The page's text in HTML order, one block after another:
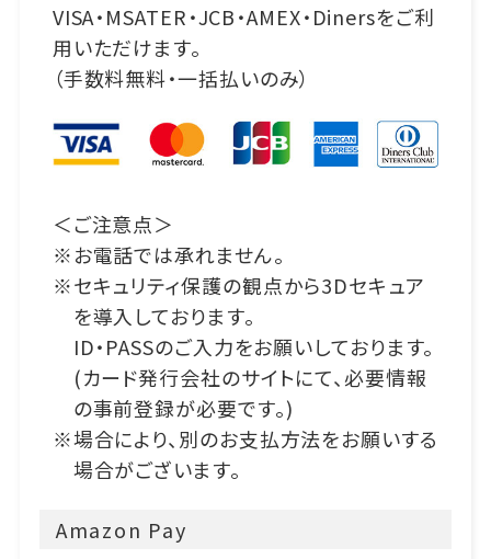
VISA・MSATER・JCB・AMEX・Dinersをご利
用いただけます。
（手数料無料・一括払いのみ）
＜ご注意点＞
お電話では承れません。
セキュリティ保護の観点から3Dセキュア
を導入しております。
ID・PASSのご入力をお願いしております。
(カード発行会社のサイトにて、必要情報
の事前登録が必要です。)
場合により、別のお支払方法をお願いする
場合がございます。
Amazon Pay